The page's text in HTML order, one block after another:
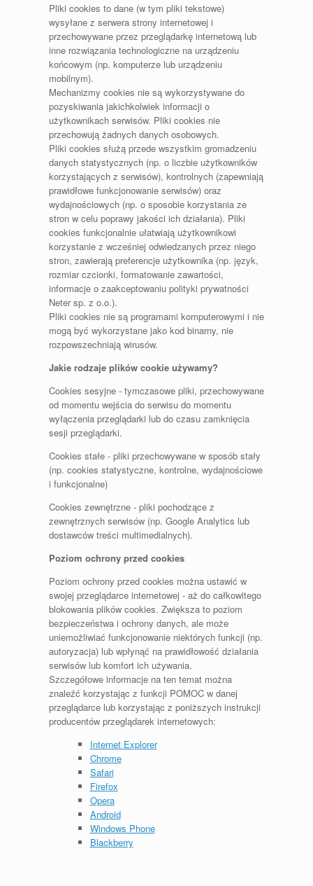
Pliki cookies to dane (w tym pliki tekstowe)
wysyłane z serwera strony internetowej i
przechowywane przez przeglądarkę internetową lub
inne rozwiązania technologiczne na urządzeniu
końcowym (np. komputerze lub urządzeniu
mobilnym).
Mechanizmy cookies nie są wykorzystywane do
pozyskiwania jakichkolwiek informacji o
użytkownikach serwisów. Pliki cookies nie
przechowują żadnych danych osobowych.
Pliki cookies służą przede wszystkim gromadzeniu
danych statystycznych (np. o liczbie użytkowników
korzystających z serwisów), kontrolnych (zapewniają
prawidłowe funkcjonowanie serwisów) oraz
wydajnościowych (np. o sposobie korzystania ze
stron w celu poprawy jakości ich działania). Pliki
cookies funkcjonalnie ułatwiają użytkownikowi
korzystanie z wcześniej odwiedzanych przez niego
stron, zawierają preferencje użytkownika (np. język,
rozmiar czcionki, formatowanie zawartości,
informacje o zaakceptowaniu polityki prywatności
Neter sp. z o.o.).
Pliki cookies nie są programami komputerowymi i nie
mogą być wykorzystane jako kod binarny, nie
rozpowszechniają wirusów.
Jakie rodzaje plików cookie używamy?
Cookies sesyjne - tymczasowe pliki, przechowywane
od momentu wejścia do serwisu do momentu
wyłączenia przeglądarki lub do czasu zamknięcia
sesji przeglądarki.
Cookies stałe - pliki przechowywane w sposób stały
(np. cookies statystyczne, kontrolne, wydajnościowe
i funkcjonalne)
Cookies zewnętrzne - pliki pochodzące z
zewnętrznych serwisów (np. Google Analytics lub
dostawców treści multimedialnych).
Poziom ochrony przed cookies
Poziom ochrony przed cookies można ustawić w
swojej przeglądarce internetowej - aż do całkowitego
blokowania plików cookies. Zwiększa to poziom
bezpieczeństwa i ochrony danych, ale może
uniemożliwiać funkcjonowanie niektórych funkcji (np.
autoryzacja) lub wpłynąć na prawidłowość działania
serwisów lub komfort ich używania.
Szczegółowe informacje na ten temat można
znaleźć korzystając z funkcji POMOC w danej
przeglądarce lub korzystając z poniższych instrukcji
producentów przeglądarek internetowych:
Internet Explorer
Chrome
Safari
Firefox
Opera
Android
Windows Phone
Blackberry